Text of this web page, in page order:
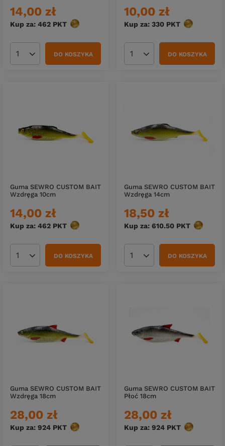
14,00 zł
Kup za: 462 PKT punktów
Ilość produktówDO KOSZYKA
10,00 zł
Kup za: 330 PKT punktów
Ilość produktówDO KOSZYKA
Guma SEWRO CUSTOM BAIT
Wzdręga 10cm
14,00 zł
Kup za: 462 PKT punktów
Ilość produktówDO KOSZYKA
Guma SEWRO CUSTOM BAIT
Wzdręga 14cm
18,50 zł
Kup za: 610.50 PKT punktów
Ilość produktówDO KOSZYKA
Guma SEWRO CUSTOM BAIT
Wzdręga 18cm
28,00 zł
Kup za: 924 PKT punktów
Guma SEWRO CUSTOM BAIT
Płoć 18cm
28,00 zł
Kup za: 924 PKT punktów